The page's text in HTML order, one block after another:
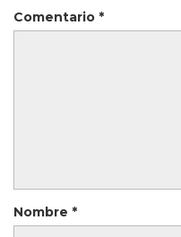
Comentario *
Nombre *